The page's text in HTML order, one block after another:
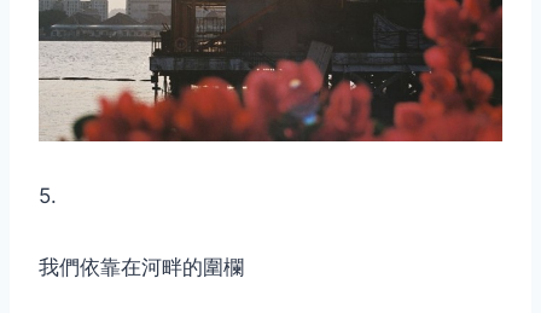
5.
我們依靠在河畔的圍欄